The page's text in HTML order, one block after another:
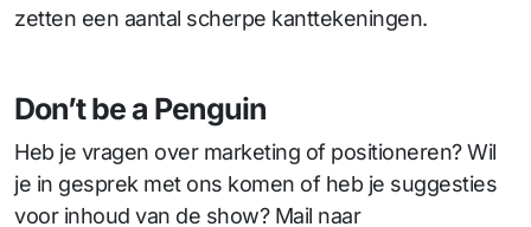
zetten een aantal scherpe kanttekeningen.
Don’t be a Penguin
Heb je vragen over marketing of positioneren? Wil
je in gesprek met ons komen of heb je suggesties
voor inhoud van de show? Mail naar